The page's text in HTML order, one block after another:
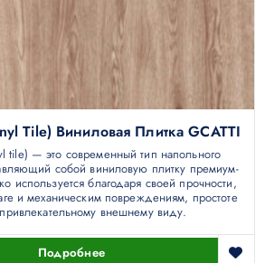
Tile) Виниловая Плитка GCATTI
tile) — это современный тип напольного
собой виниловую плитку премиум-
используется благодаря своей прочности,
и механическим повреждениям, простоте
внешнему виду.
Подробнее